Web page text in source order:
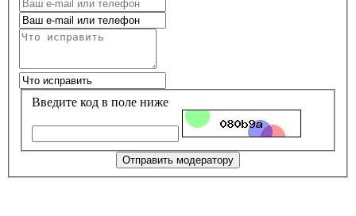
Введите код в поле ниже
Отправить модератору